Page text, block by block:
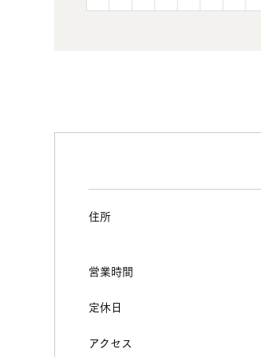
住所
営業時間
定休日
アクセス